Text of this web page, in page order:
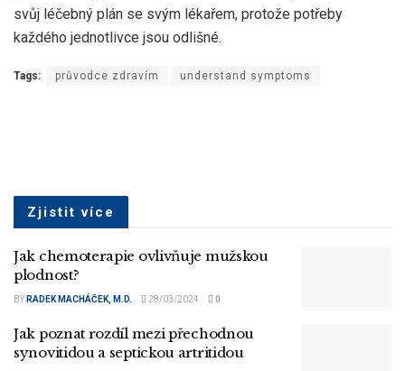
svůj léčebný plán se svým lékařem, protože potřeby
každého jednotlivce jsou odlišné.
Tags: průvodce zdravím understand symptoms
Zjistit více
Jak chemoterapie ovlivňuje mužskou
plodnost?
BY RADEK MACHÁČEK, M.D. 28/03/2024 0
Jak poznat rozdíl mezi přechodnou
synovitidou a septickou artritidou